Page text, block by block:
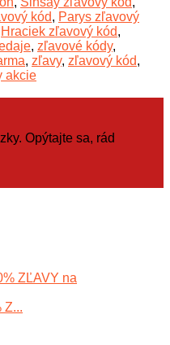
kód, Parys zľavový
zľavový kód,
, zľavové kódy,
, zľavy, zľavový kód,
akcie
Opýtajte sa, rád
Z...